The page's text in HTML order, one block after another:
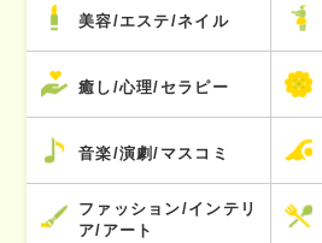
美容/エステ/ネイル
癒し/心理/セラピー
音楽/演劇/マスコミ
ファッション/インテリ
ア/アート